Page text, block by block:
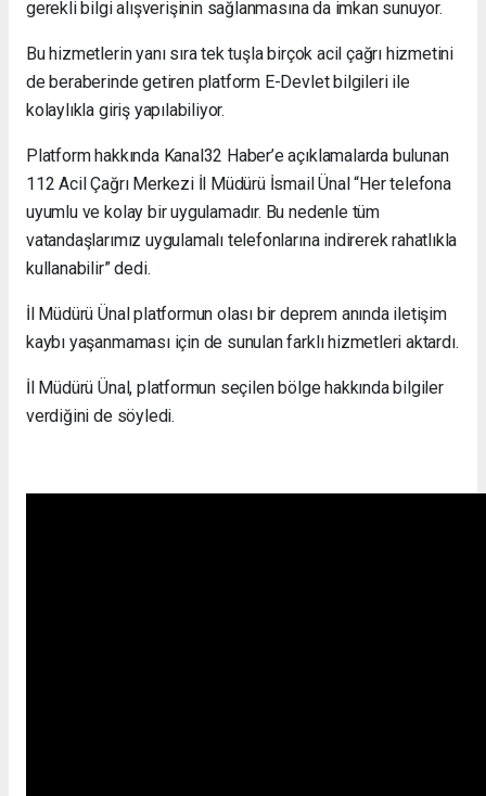
gerekli bilgi alışverişinin sağlanmasına da imkan sunuyor.
Bu hizmetlerin yanı sıra tek tuşla birçok acil çağrı hizmetini
de beraberinde getiren platform E-Devlet bilgileri ile
kolaylıkla giriş yapılabiliyor.
Platform hakkında Kanal32 Haber’e açıklamalarda bulunan
112 Acil Çağrı Merkezi İl Müdürü İsmail Ünal “Her telefona
uyumlu ve kolay bir uygulamadır. Bu nedenle tüm
vatandaşlarımız uygulamalı telefonlarına indirerek rahatlıkla
kullanabilir” dedi.
İl Müdürü Ünal platformun olası bir deprem anında iletişim
kaybı yaşanmaması için de sunulan farklı hizmetleri aktardı.
İl Müdürü Ünal, platformun seçilen bölge hakkında bilgiler
verdiğini de söyledi.